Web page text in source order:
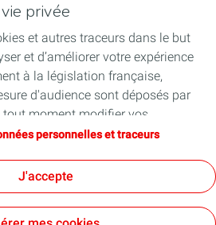
d'énergie
Générales d’Utilisation
privée
et autres traceurs dans le but
et d’améliorer votre expérience
à la législation française,
d'audience sont déposés par
moment modifier vos
cliquant sur le bouton « Gérer
l’ensemble des cookies. Dans le
« Je refuse », seuls les cookies
au bon fonctionnement du site
personnelles et traceurs
J'accepte